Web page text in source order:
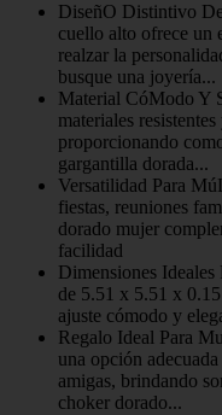
DiseñO Distintivo
cuello alto ofrece un
realzar la
busque una joyería...
Material CóModo Y
materiales
proporcionando
gargantilla dorada...
Versatilidad Para
fiestas, reuniones
dorado mujer
facilidad
Dimensiones
de 5.51 x 5.51 x
ajuste cómodo y
Regalo Ideal Para
una opción
amigas, brindando
choker dorado...